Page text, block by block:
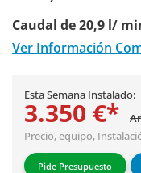
Caudal de 20,9 l/
Ver Información
Esta Semana Instalado:
3.350 €*
Precio, equipo,
Pide Presupuesto